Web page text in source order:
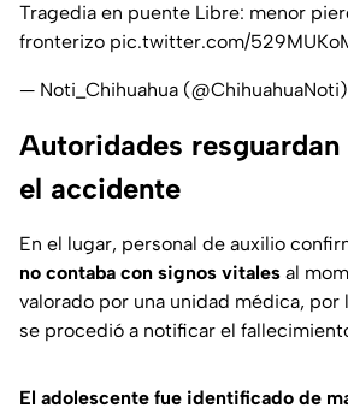
Tragedia en puente Libre: menor
fronterizo pic.twitter.com/
— Noti_Chihuahua (@ChihuahuaNoti)
Autoridades
el accidente
En el lugar, personal de auxilio
no contaba con signos vitales al
valorado por una unidad médica, por
se procedió a notificar el
El adolescente fue identificado de